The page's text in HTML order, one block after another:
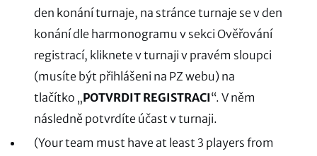
den konání turnaje, na stránce turnaje se v den
konání dle harmonogramu v sekci Ověřování
registrací, kliknete v turnaji v pravém sloupci
(musíte být přihlášeni na PZ webu) na
tlačítko „POTVRDIT REGISTRACI“. V něm
následně potvrdíte účast v turnaji.
(Your team must have at least 3 players from